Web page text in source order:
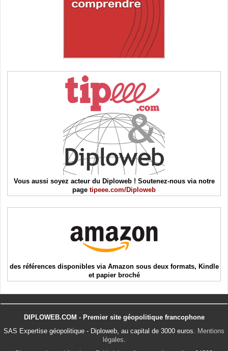
Vous aussi soyez acteur du Diploweb ! Soutenez-nous via notre
page tipeee.com/Diploweb
des références disponibles via Amazon sous deux formats, Kindle
et papier broché
DIPLOWEB.COM - Premier site géopolitique francophone
SAS Expertise géopolitique - Diploweb, au capital de 3000 euros. Mentions
légales.